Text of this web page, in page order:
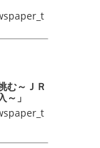
む～ＪＲ
」